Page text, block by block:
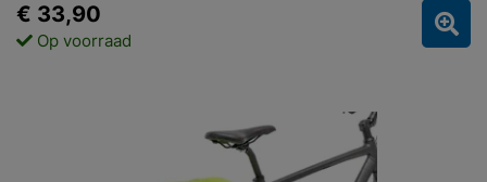
€ 33,90
Op voorraad